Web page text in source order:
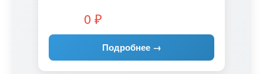
0 ₽
Подробнее →